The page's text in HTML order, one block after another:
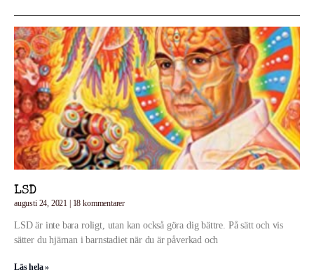
LSD
augusti 24, 2021 18 kommentarer
LSD är inte bara roligt, utan kan också göra dig bättre. På sätt och vis
sätter du hjärnan i barnstadiet när du är påverkad och
Läs hela »